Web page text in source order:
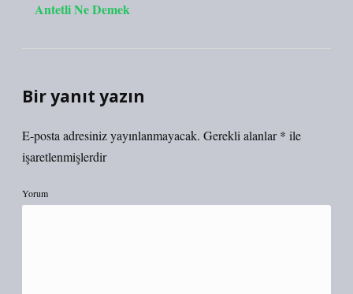
Antetli Ne Demek
Bir yanıt yazın
E-posta adresiniz yayınlanmayacak. Gerekli alanlar* ile
işaretlenmişlerdir
Yorum